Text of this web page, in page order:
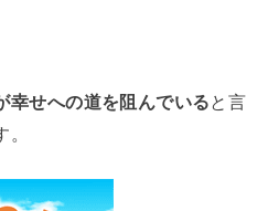
幸せへの道を阻んでいる と言